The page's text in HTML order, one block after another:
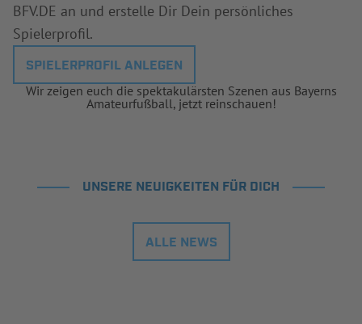
BFV.DE an und erstelle Dir Dein persönliches
Spielerprofil.
SPIELERPROFIL ANLEGEN
Wir zeigen euch die spektakulärsten Szenen aus Bayerns
Amateurfußball, jetzt reinschauen!
UNSERE NEUIGKEITEN FÜR DICH
ALLE NEWS